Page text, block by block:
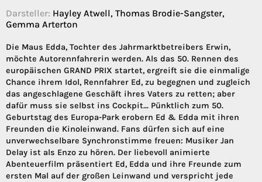
Darsteller: Hayley Atwell, Thomas Brodie-Sangster,
Gemma Arterton
Die Maus Edda, Tochter des Jahrmarktbetreibers Erwin,
möchte Autorennfahrerin werden. Als das 50. Rennen des
europäischen GRAND PRIX startet, ergreift sie die einmalige
Chance ihrem Idol, Rennfahrer Ed, zu begegnen und zugleich
das angeschlagene Geschäft ihres Vaters zu retten; aber
dafür muss sie selbst ins Cockpit... Pünktlich zum 50.
Geburtstag des Europa-Park erobern Ed & Edda mit ihren
Freunden die Kinoleinwand. Fans dürfen sich auf eine
unverwechselbare Synchronstimme freuen: Musiker Jan
Delay ist als Enzo zu hören. Der liebevoll animierte
Abenteuerfilm präsentiert Ed, Edda und ihre Freunde zum
ersten Mal auf der großen Leinwand und verspricht jede